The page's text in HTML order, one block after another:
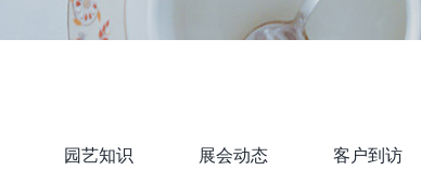
园艺知识 展会动态 客户到访